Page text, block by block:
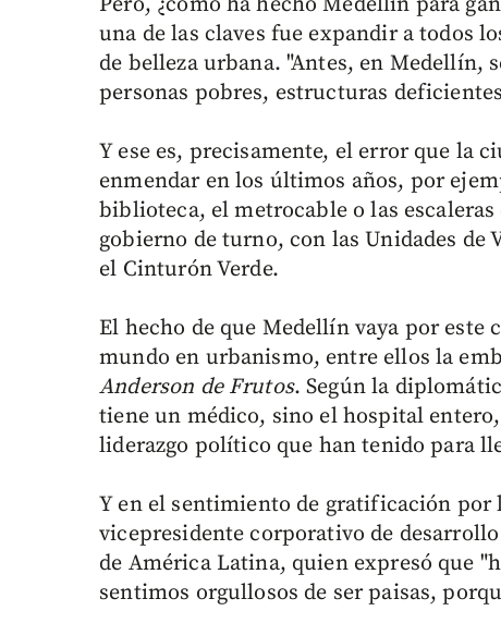
una de las claves fue expandir a todos
de belleza urbana. "Antes, en Medellín,
personas pobres, estructuras
Y ese es, precisamente, el error que la
enmendar en los últimos años, por
biblioteca, el metrocable o las
gobierno de turno, con las Unidades de
el Cinturón Verde.
El hecho de que Medellín vaya por este
mundo en urbanismo, entre ellos la
Anderson de Frutos. Según la
tiene un médico, sino el hospital
liderazgo político que han tenido para
Y en el sentimiento de gratificación
vicepresidente corporativo de
de América Latina, quien expresó que
sentimos orgullosos de ser paisas,